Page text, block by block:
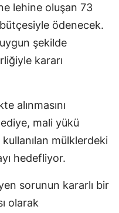
lehine oluşan 73
ödenecek.
şekilde
kararı
alınmasını
mali yükü
mülklerdeki
hedefliyor.
sorunun kararlı bir
olarak